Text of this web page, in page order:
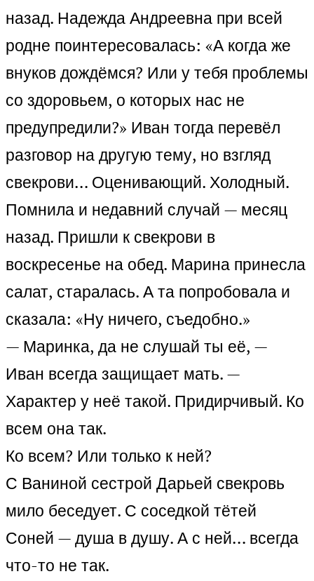
назад. Надежда Андреевна при всей
родне поинтересовалась: «А когда же
внуков дождёмся? Или у тебя проблемы
со здоровьем, о которых нас не
предупредили?» Иван тогда перевёл
разговор на другую тему, но взгляд
свекрови… Оценивающий. Холодный.
Помнила и недавний случай — месяц
назад. Пришли к свекрови в
воскресенье на обед. Марина принесла
салат, старалась. А та попробовала и
сказала: «Ну ничего, съедобно.»
— Маринка, да не слушай ты её, —
Иван всегда защищает мать. —
Характер у неё такой. Придирчивый. Ко
всем она так.
Ко всем? Или только к ней?
С Ваниной сестрой Дарьей свекровь
мило беседует. С соседкой тётей
Соней — душа в душу. А с ней… всегда
что-то не так.